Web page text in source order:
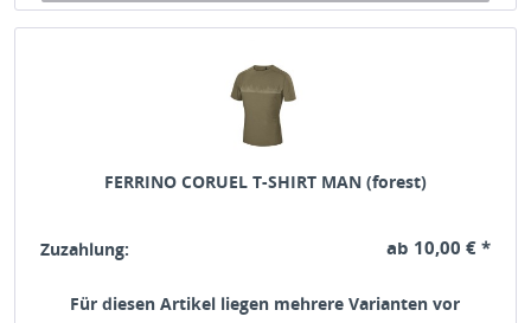
FERRINO CORUEL T-SHIRT MAN (forest)
Zuzahlung: ab 10,00 € *
Für diesen Artikel liegen mehrere Varianten vor